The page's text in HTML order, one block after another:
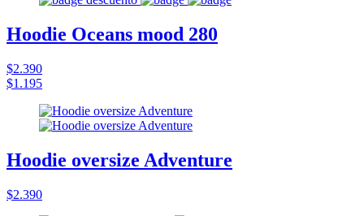
Hoodie Oceans mood 280
$2.390
$1.195
Hoodie oversize Adventure
$2.390